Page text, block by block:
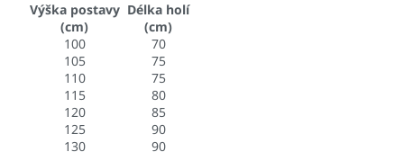
Výška postavy
(cm)
Délka holí
(cm)
100
70
105
75
110
75
115
80
120
85
125
90
130
90